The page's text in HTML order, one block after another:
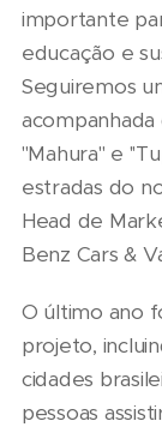
importante
educação e
Seguiremos
''Mahura'' e
estradas do
Head de
Benz Cars &
O último ano
projeto,
cidades
pessoas